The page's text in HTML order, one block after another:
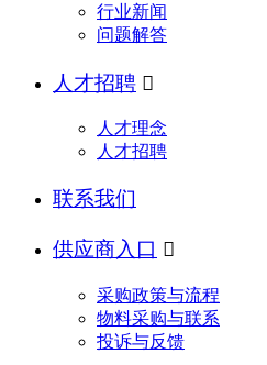
行业新闻
问题解答
人才招聘 
人才理念
人才招聘
联系我们
供应商入口 
采购政策与流程
物料采购与联系
投诉与反馈